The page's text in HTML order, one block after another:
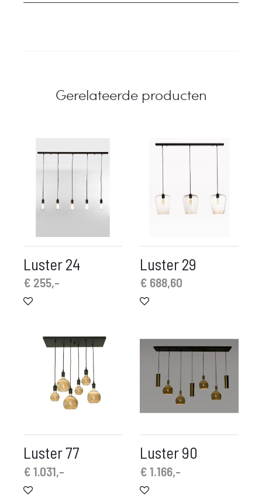
Gerelateerde producten
Luster 24
€ 255,-
Luster 29
€ 688,60
Luster 77
€1.031,-
Luster 90
€1.166,-